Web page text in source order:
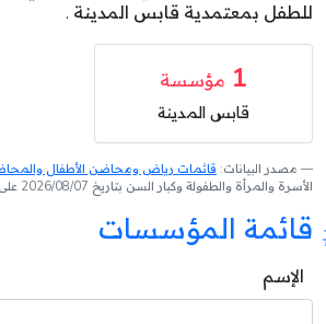
للطفل بمعتمدية قابس المدينة .
1 مؤسسة
قابس المدينة
مصدر البيانات: قائمات رياض ومحاضن الأطفال
الأسرة والمرأة والطفولة وكبار السن بتاريخ 2026/08/07 على الساعة 16:31
قائمة المؤسسات
الإسم